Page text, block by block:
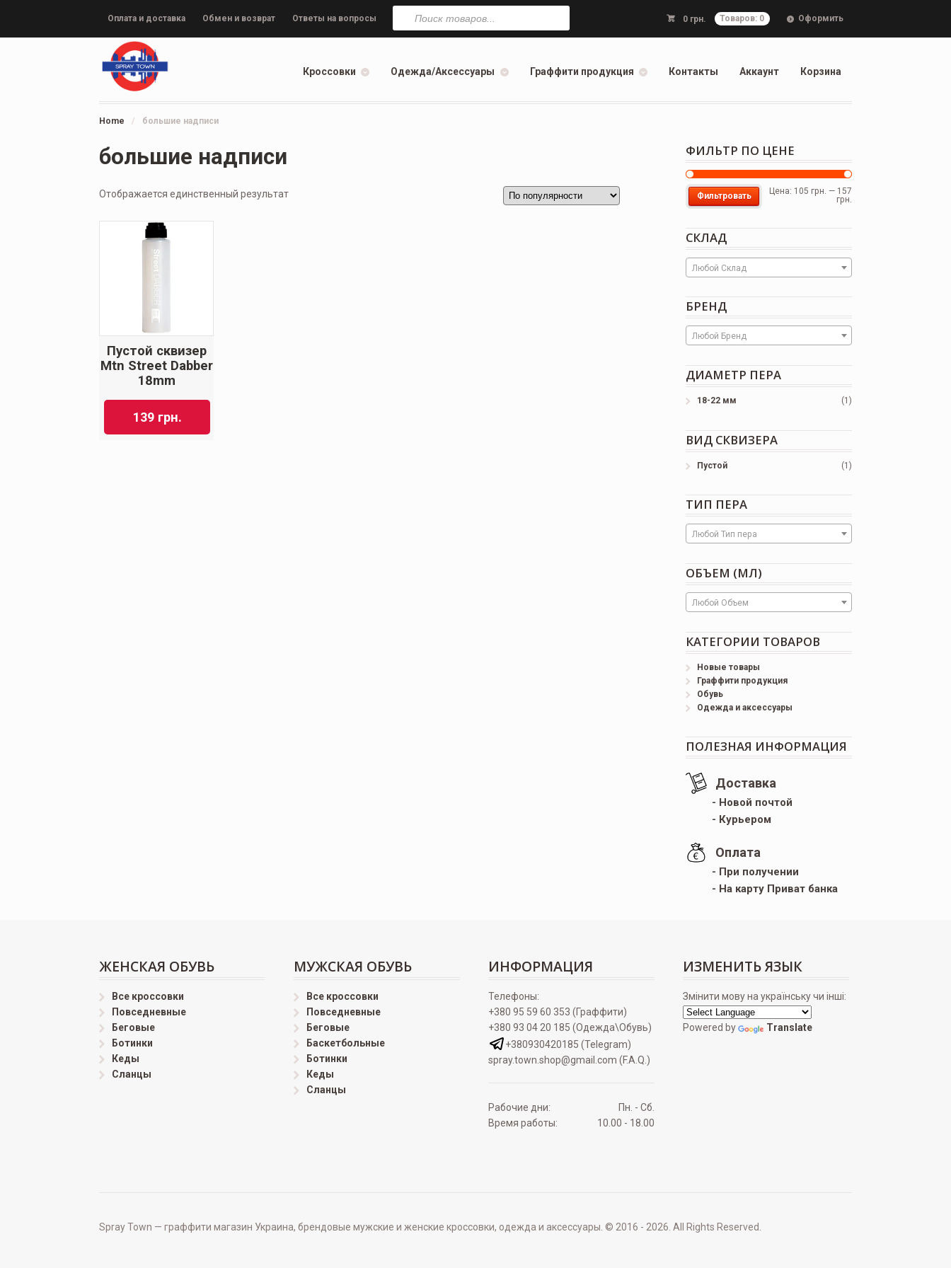
Оплата и доставка Обмен и возврат Ответы на вопросы 0 грн. Товаров: 0 Оформить
Поиск
товаров
Кроссовки Одежда/Аксессуары Граффити продукция Контакты Аккаунт Корзина
Home / большие надписи
большие надписи
Отображается единственный результат
Пустой сквизер
Mtn Street Dabber
18mm
139 грн.
ФИЛЬТР ПО ЦЕНЕ
Фильтровать Цена: 105 грн. — 157
грн.
СКЛАД
Любой Склад
БРЕНД
Любой Бренд
ДИАМЕТР ПЕРА
18-22 мм (1)
ВИД СКВИЗЕРА
Пустой (1)
ТИП ПЕРА
Любой Тип пера
ОБЪЕМ (МЛ)
Любой Объем
КАТЕГОРИИ ТОВАРОВ
Новые товары
Граффити продукция
Обувь
Одежда и аксессуары
ПОЛЕЗНАЯ ИНФОРМАЦИЯ
Доставка
- Новой почтой
- Курьером
Оплата
- При получении
- На карту Приват банка
ЖЕНСКАЯ ОБУВЬ
Все кроссовки
Повседневные
Беговые
Ботинки
Кеды
Сланцы
МУЖСКАЯ ОБУВЬ
Все кроссовки
Повседневные
Беговые
Баскетбольные
Ботинки
Кеды
Сланцы
ИНФОРМАЦИЯ
Телефоны:
+380 95 59 60 353 (Граффити)
+380 93 04 20 185 (Одежда\Обувь)
+380930420185 (Telegram)
spray.town.shop@gmail.com (F.A.Q.)
Рабочие дни:
Пн. - Сб.
Время работы:
10.00 - 18.00
ИЗМЕНИТЬ ЯЗЫК
Змінити мову на українську чи інші:
Powered by Translate
Spray Town — граффити магазин Украина, брендовые мужские и женские кроссовки, одежда и аксессуары. © 2016 - 2026. All Rights Reserved.